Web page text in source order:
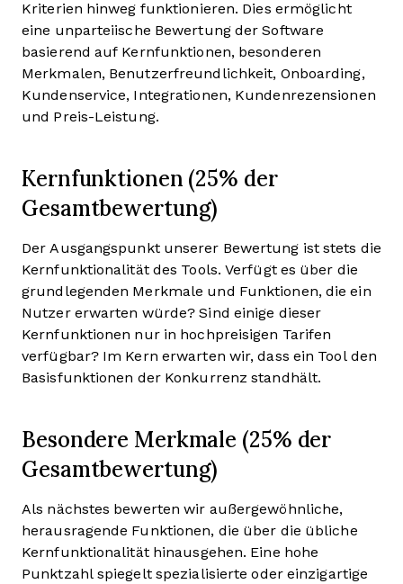
Kriterien hinweg funktionieren. Dies ermöglicht
eine unparteiische Bewertung der Software
basierend auf Kernfunktionen, besonderen
Merkmalen, Benutzerfreundlichkeit, Onboarding,
Kundenservice, Integrationen, Kundenrezensionen
und Preis-Leistung.
Kernfunktionen (25% der
Gesamtbewertung)
Der Ausgangspunkt unserer Bewertung ist stets die
Kernfunktionalität des Tools. Verfügt es über die
grundlegenden Merkmale und Funktionen, die ein
Nutzer erwarten würde? Sind einige dieser
Kernfunktionen nur in hochpreisigen Tarifen
verfügbar? Im Kern erwarten wir, dass ein Tool den
Basisfunktionen der Konkurrenz standhält.
Besondere Merkmale (25% der
Gesamtbewertung)
Als nächstes bewerten wir außergewöhnliche,
herausragende Funktionen, die über die übliche
Kernfunktionalität hinausgehen. Eine hohe
Punktzahl spiegelt spezialisierte oder einzigartige